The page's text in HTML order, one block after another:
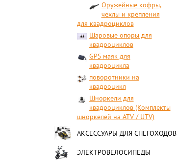
Оружейные кофры,
чехлы и крепления
для квадроциклов
Шаровые опоры для
квадроциклов
GPS маяк для
квадроцикла
поворотники на
квадроцикл
Шноркели для
квадроциклов (Комплекты
шноркелей на ATV / UTV)
АКСЕССУАРЫ ДЛЯ СНЕГОХОДОВ
ЭЛЕКТРОВЕЛОСИПЕДЫ